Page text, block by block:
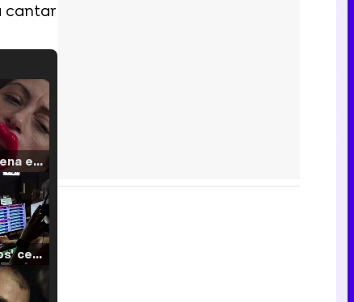
cantar
Filmin estrena el tráiler de 'Millennial Mal', su nueva comedia universitaria de la mano de Lorena Iglesias
'120 Minutos' celebra sus 2.000 programas en Telemadrid con un vídeo del día a día en la redacción